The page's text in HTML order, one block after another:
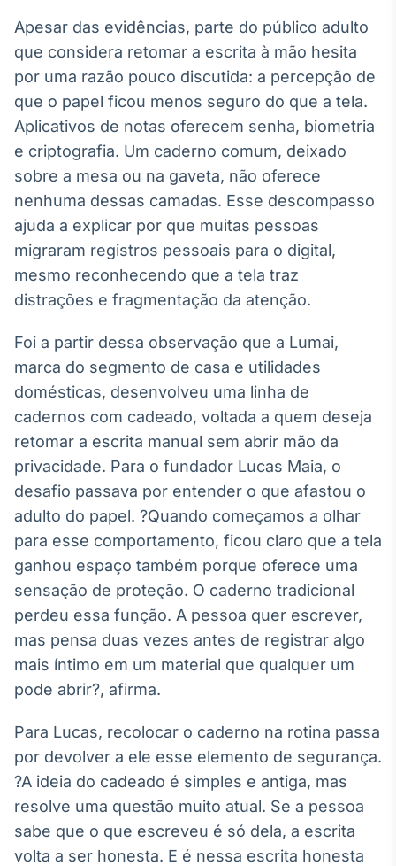
Tokenização
de ativos
Em breve
Crédito
Em breve
Apesar das evidências, parte do público adulto
que considera retomar a escrita à mão hesita
por uma razão pouco discutida: a percepção de
que o papel ficou menos seguro do que a tela.
Aplicativos de notas oferecem senha, biometria
e criptografia. Um caderno comum, deixado
sobre a mesa ou na gaveta, não oferece
nenhuma dessas camadas. Esse descompasso
ajuda a explicar por que muitas pessoas
migraram registros pessoais para o digital,
mesmo reconhecendo que a tela traz
distrações e fragmentação da atenção.
Foi a partir dessa observação que a Lumai,
marca do segmento de casa e utilidades
domésticas, desenvolveu uma linha de
cadernos com cadeado, voltada a quem deseja
retomar a escrita manual sem abrir mão da
privacidade. Para o fundador Lucas Maia, o
desafio passava por entender o que afastou o
adulto do papel. ?Quando começamos a olhar
para esse comportamento, ficou claro que a tela
ganhou espaço também porque oferece uma
sensação de proteção. O caderno tradicional
perdeu essa função. A pessoa quer escrever,
mas pensa duas vezes antes de registrar algo
mais íntimo em um material que qualquer um
pode abrir?, afirma.
Para Lucas, recolocar o caderno na rotina passa
por devolver a ele esse elemento de segurança.
?A ideia do cadeado é simples e antiga, mas
resolve uma questão muito atual. Se a pessoa
sabe que o que escreveu é só dela, a escrita
volta a ser honesta. E é nessa escrita honesta